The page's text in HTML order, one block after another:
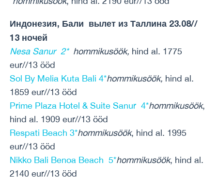
Индонезия, Бали вылет из Таллина 23.08//
13 ночей
Nesa Sanur 2* hommikusöök, hind al. 1775
eur//13 ööd
Sol By Melia Kuta Bali 4*hommikusöök, hind al.
1859 eur//13 ööd
Prime Plaza Hotel & Suite Sanur 4*hommikusöök,
hind al. 1909 eur//13 ööd
Respati Beach 3*hommikusöök, hind al. 1995
eur//13 ööd
Nikko Bali Benoa Beach 5*hommikusöök, hind al.
2140 eur//13 ööd